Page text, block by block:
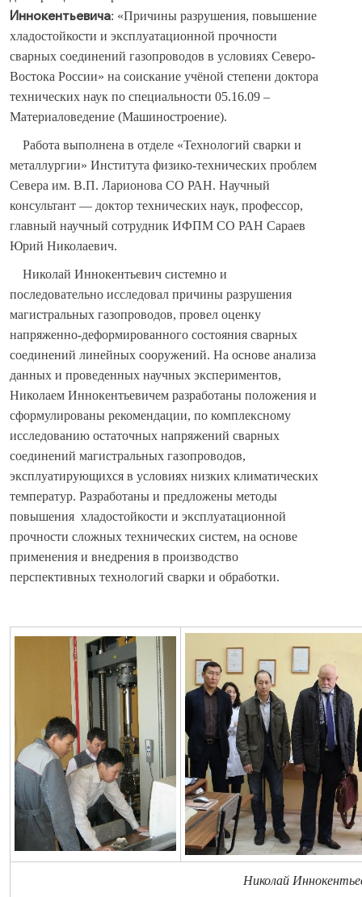
Иннокентьевича: «Причины разрушения, повышение
хладостойкости и эксплуатационной прочности
сварных соединений газопроводов в условиях Северо-
Востока России» на соискание учёной степени доктора
технических наук по специальности 05.16.09 –
Материаловедение (Машиностроение).
Работа выполнена в отделе «Технологий сварки и
металлургии» Института физико-технических проблем
Севера им. В.П. Ларионова СО РАН. Научный
консультант — доктор технических наук, профессор,
главный научный сотрудник ИФПМ СО РАН Сараев
Юрий Николаевич.
Николай Иннокентьевич системно и
последовательно исследовал причины разрушения
магистральных газопроводов, провел оценку
напряженно-деформированного состояния сварных
соединений линейных сооружений. На основе анализа
данных и проведенных научных экспериментов,
Николаем Иннокентьевичем разработаны положения и
сформулированы рекомендации, по комплексному
исследованию остаточных напряжений сварных
соединений магистральных газопроводов,
эксплуатирующихся в условиях низких климатических
температур. Разработаны и предложены методы
повышения хладостойкости и эксплуатационной
прочности сложных технических систем, на основе
применения и внедрения в производство
перспективных технологий сварки и обработки.
Николай